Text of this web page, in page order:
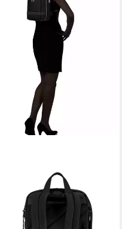
BIZ, edles Design
lieferbar - in 1-2 Werktagen bei dir